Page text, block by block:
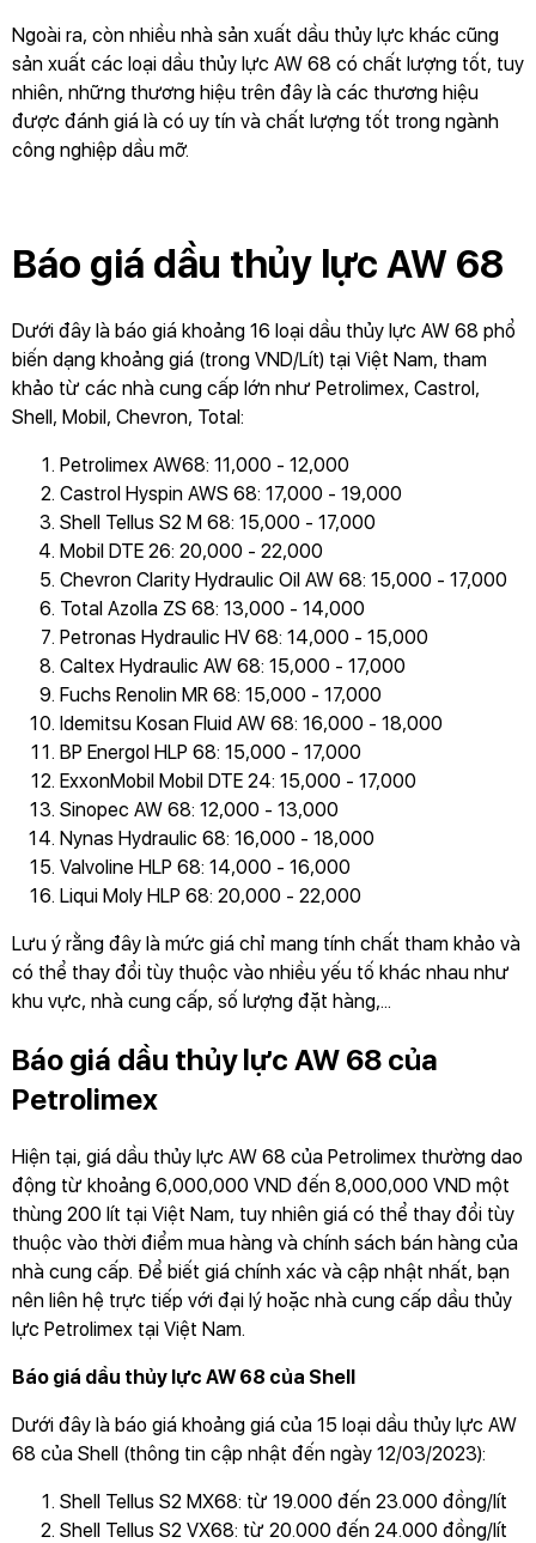
Ngoài ra, còn nhiều nhà sản xuất dầu thủy lực khác cũng
sản xuất các loại dầu thủy lực AW 68 có chất lượng tốt, tuy
nhiên, những thương hiệu trên đây là các thương hiệu
được đánh giá là có uy tín và chất lượng tốt trong ngành
công nghiệp dầu mỡ.
Báo giá dầu thủy lực AW 68
Dưới đây là báo giá khoảng 16 loại dầu thủy lực AW 68 phổ
biến dạng khoảng giá (trong VND/Lít) tại Việt Nam, tham
khảo từ các nhà cung cấp lớn như Petrolimex, Castrol,
Shell, Mobil, Chevron, Total:
Petrolimex AW68: 11,000 - 12,000
Castrol Hyspin AWS 68: 17,000 - 19,000
Shell Tellus S2 M 68: 15,000 - 17,000
Mobil DTE 26: 20,000 - 22,000
Chevron Clarity Hydraulic Oil AW 68: 15,000 - 17,000
Total Azolla ZS 68: 13,000 - 14,000
Petronas Hydraulic HV 68: 14,000 - 15,000
Caltex Hydraulic AW 68: 15,000 - 17,000
Fuchs Renolin MR 68: 15,000 - 17,000
Idemitsu Kosan Fluid AW 68: 16,000 - 18,000
BP Energol HLP 68: 15,000 - 17,000
ExxonMobil Mobil DTE 24: 15,000 - 17,000
Sinopec AW 68: 12,000 - 13,000
Nynas Hydraulic 68: 16,000 - 18,000
Valvoline HLP 68: 14,000 - 16,000
Liqui Moly HLP 68: 20,000 - 22,000
Lưu ý rằng đây là mức giá chỉ mang tính chất tham khảo và
có thể thay đổi tùy thuộc vào nhiều yếu tố khác nhau như
khu vực, nhà cung cấp, số lượng đặt hàng,...
Báo giá dầu thủy lực AW 68 của
Petrolimex
Hiện tại, giá dầu thủy lực AW 68 của Petrolimex thường dao
động từ khoảng 6,000,000 VND đến 8,000,000 VND một
thùng 200 lít tại Việt Nam, tuy nhiên giá có thể thay đổi tùy
thuộc vào thời điểm mua hàng và chính sách bán hàng của
nhà cung cấp. Để biết giá chính xác và cập nhật nhất, bạn
nên liên hệ trực tiếp với đại lý hoặc nhà cung cấp dầu thủy
lực Petrolimex tại Việt Nam.
Báo giá dầu thủy lực AW 68 của Shell
Dưới đây là báo giá khoảng giá của 15 loại dầu thủy lực AW
68 của Shell (thông tin cập nhật đến ngày 12/03/2023):
Shell Tellus S2 MX68: từ 19.000 đến 23.000 đồng/lít
Shell Tellus S2 VX68: từ 20.000 đến 24.000 đồng/lít